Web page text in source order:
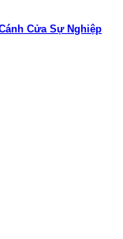
Cửa Sự Nghiệp